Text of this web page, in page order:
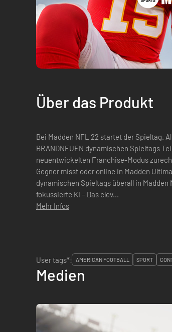
Über das Produkt
Bei Madden NFL 22 startet der Spieltag.
BRANDNEUEN dynamischen Spieltags Teil aller Spielmodi. Egal, ob
neuentwickelten Franchise-Modus
Gegner misst oder online in Madden
dynamischen Spieltags überall in Madden NFL 22 spüren
fokussierte KI – Das clev...
Mehr Infos
User tags*:
AMERICAN FOOTBALL SPORT
Medien